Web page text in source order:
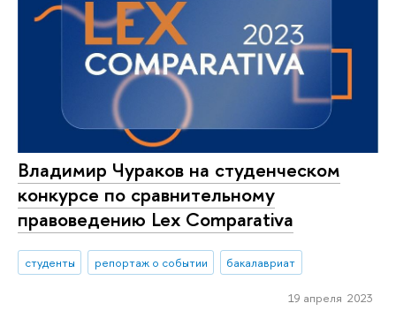
Владимир Чураков на студенческом
конкурсе по сравнительному
правоведению Lex Comparativa
студенты репортаж о событии бакалавриат
19 апреля 2023